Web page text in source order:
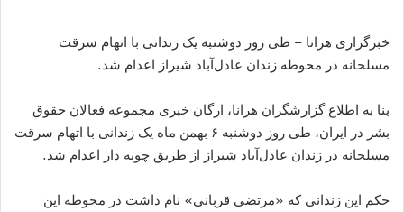
خبرگزاری هرانا – طی روز دوشنبه یک زندانی با اتهام سرقت
مسلحانه در محوطه زندان عادل‌آباد شیراز اعدام شد.
بنا به اطلاع گزارشگران هرانا، ارگان خبری مجموعه فعالان حقوق
بشر در ایران، طی روز دوشنبه ۶ بهمن ماه یک زندانی با اتهام سرقت
مسلحانه در زندان عادل‌آباد شیراز از طریق چوبه دار اعدام شد.
حکم این زندانی که «مرتضی قربانی» نام داشت در محوطه این